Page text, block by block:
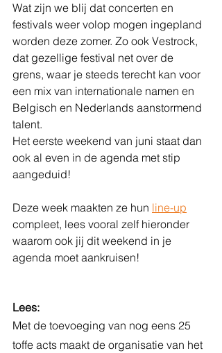
Wat zijn we blij dat concerten en
festivals weer volop mogen ingepland
worden deze zomer. Zo ook Vestrock,
dat gezellige festival net over de
grens, waar je steeds terecht kan voor
een mix van internationale namen en
Belgisch en Nederlands aanstormend
talent.
Het eerste weekend van juni staat dan
ook al even in de agenda met stip
aangeduid!
Deze week maakten ze hun line-up
compleet, lees vooral zelf hieronder
waarom ook jij dit weekend in je
agenda moet aankruisen!
Lees:
Met de toevoeging van nog eens 25
toffe acts maakt de organisatie van het